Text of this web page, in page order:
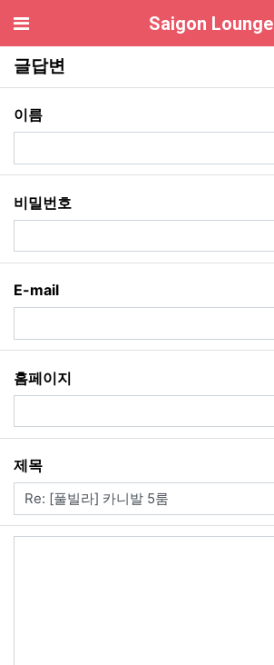
Saigon Lounge
호치민 풀빌라 글답변
글답변
이름필수
비밀번호
E-mail
홈페이지
제목필수